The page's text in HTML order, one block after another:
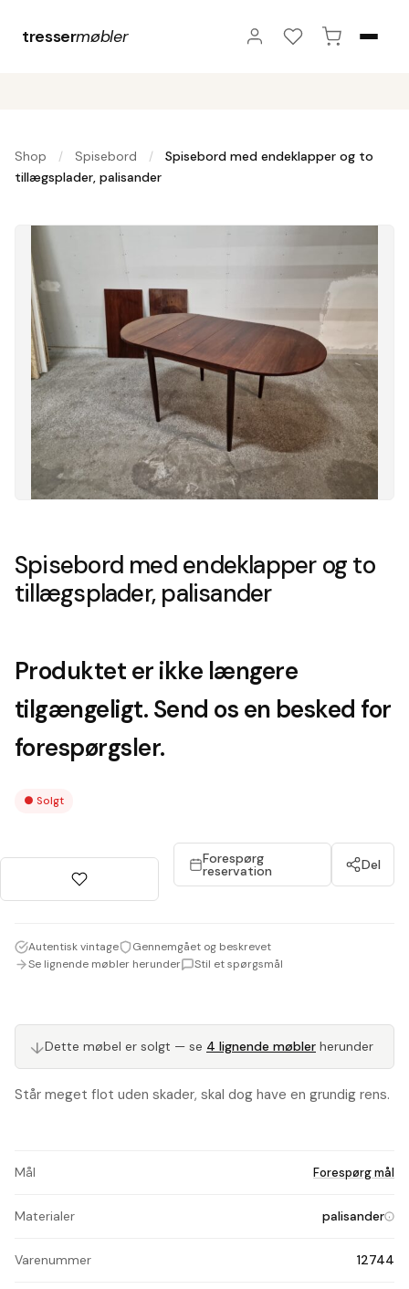
tressermøbler
Shop / Spisebord /
Spisebord med endeklapper og to
tillægsplader, palisander
Spisebord med endeklapper og to
tillægsplader, palisander
Står meget flot uden skader, skal dog have en grundig rens.
Mål Forespørg mål
Materialer palisander
Varenummer 12744
Produktet er ikke længere
tilgængeligt. Send os en besked for
forespørgsler.
● Solgt
Forespørg
reservation Del
Autentisk vintage
Gennemgået og beskrevet
Se lignende møbler herunder
Stil et spørgsmål
↓Dette møbel er solgt — se 4 lignende møbler herunder